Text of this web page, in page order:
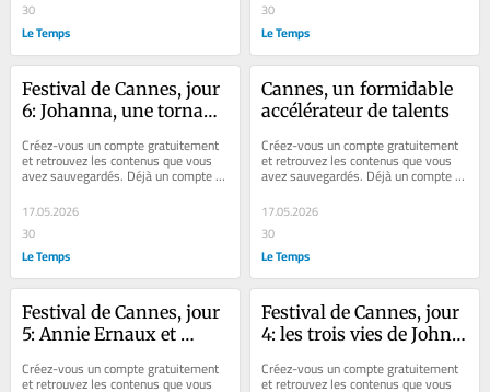
30
Le Temps
30
Le Temps
Festival de Cannes, jour
6: Johanna, une tornade
Croisette
Créez-vous un compte gratuitement
et retrouvez les contenus que vous
avez sauvegardés. Déjà un compte ?
Se connecter Faites plaisir à vos...
17.05.2026
30
Le Temps
Cannes, un formidable
accélérateur de talents
Créez-vous un compte gratuitement
et retrouvez les contenus que vous
avez sauvegardés. Déjà un compte ?
Se connecter Où sont les nouvelles...
17.05.2026
30
Le Temps
Festival de Cannes, jour
5: Annie Ernaux et
défendre la
Créez-vous un compte gratuitement
et retrouvez les contenus que vous
Festival de Cannes, jour
4: les trois vies de John
Créez-vous un compte gratuitement
et retrouvez les contenus que vous